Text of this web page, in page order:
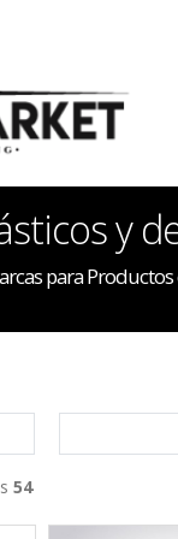
y
para Productos
54